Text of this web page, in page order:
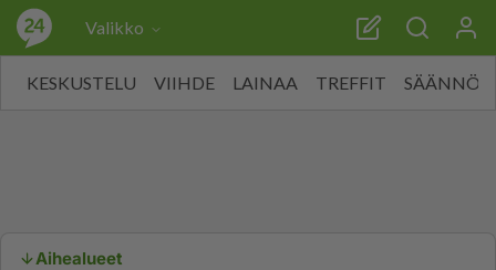
Valikko
KESKUSTELU VIIHDE LAINAA TREFFIT SÄÄNNÖT
Aihealueet